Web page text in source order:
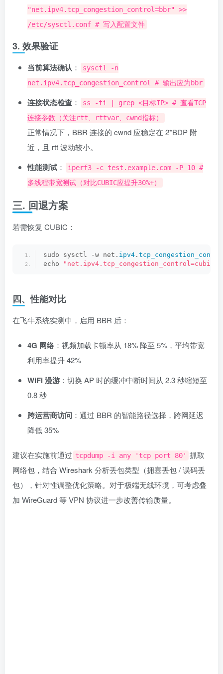
"net.ipv4.tcp_congestion_control=bbr" >>
/etc/sysctl.conf # 写入配置文件
3. 效果验证
当前算法确认 ：
sysctl -n
net.ipv4.tcp_congestion_control # 输出应为bbr
连接状态检查 ：
ss -ti | grep <目标IP> # 查看TCP
连接参数（关注rtt、rttvar、cwnd指标）
正常情况下，BBR 连接的 cwnd 应稳定在 2*BDP 附
近，且 rtt 波动较小。
性能测试 ：
iperf3 -c test.example.com -P 10 #
多线程带宽测试（对比CUBIC应提升30%+）
三. 回退方案
若需恢复 CUBIC：
sudo sysctl -w net. ipv4 .
echo
"net.ipv4.tcp_congestion_control=cubic"
四、性能对比
在飞牛系统实测中，启用 BBR 后：
4G 网络 ：视频加载卡顿率从 18% 降至 5%，平均带宽
利用率提升 42%
WiFi 漫游 ：切换 AP 时的缓冲中断时间从 2.3 秒缩短至
0.8 秒
跨运营商访问 ：通过 BBR 的智能路径选择，跨网延迟
降低 35%
建议在实施前通过 tcpdump -i any 'tcp port 80' 抓取
网络包，结合 Wireshark 分析丢包类型（拥塞丢包 / 误码丢
包），针对性调整优化策略。对于极端无线环境，可考虑叠
加 WireGuard 等 VPN 协议进一步改善传输质量。